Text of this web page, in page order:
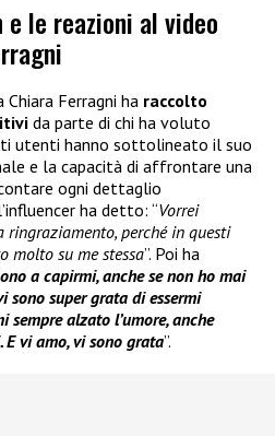
le reazioni al video
Ferragni ha raccolto
da parte di chi ha voluto
utenti hanno sottolineato il suo
e la capacità di affrontare una
ogni dettaglio
ha detto: “Vorrei
perché in questi
molto su me stessa”. Poi ha
a capirmi, anche se non ho mai
sono super grata di essermi
sempre alzato l’umore, anche
vi amo, vi sono grata”.